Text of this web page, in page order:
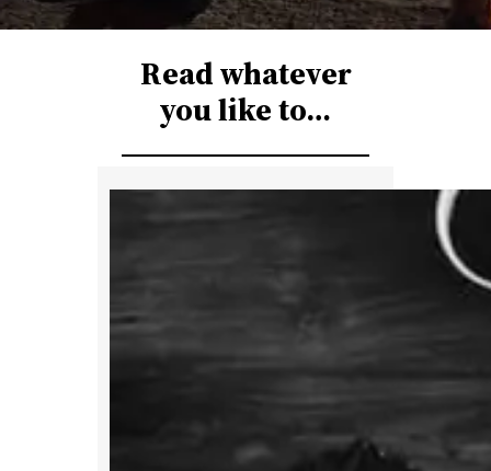
r
Read whatever
you like to…